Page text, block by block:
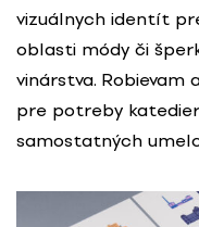
vizuálnych identít
oblasti módy či
vinárstva. Robievam
pre potreby
samostatných